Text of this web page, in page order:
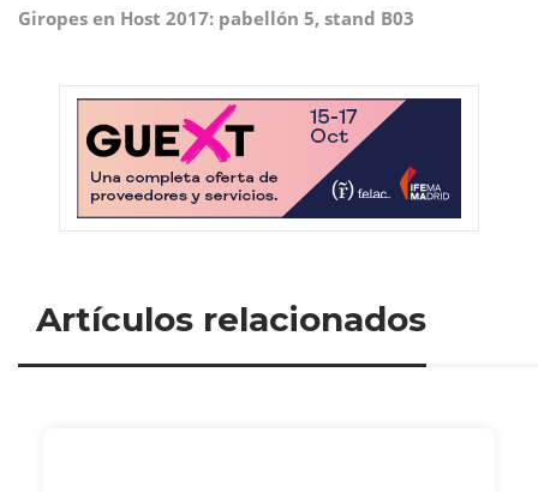
Giropes en Host 2017: pabellón 5, stand B03
Artículos relacionados